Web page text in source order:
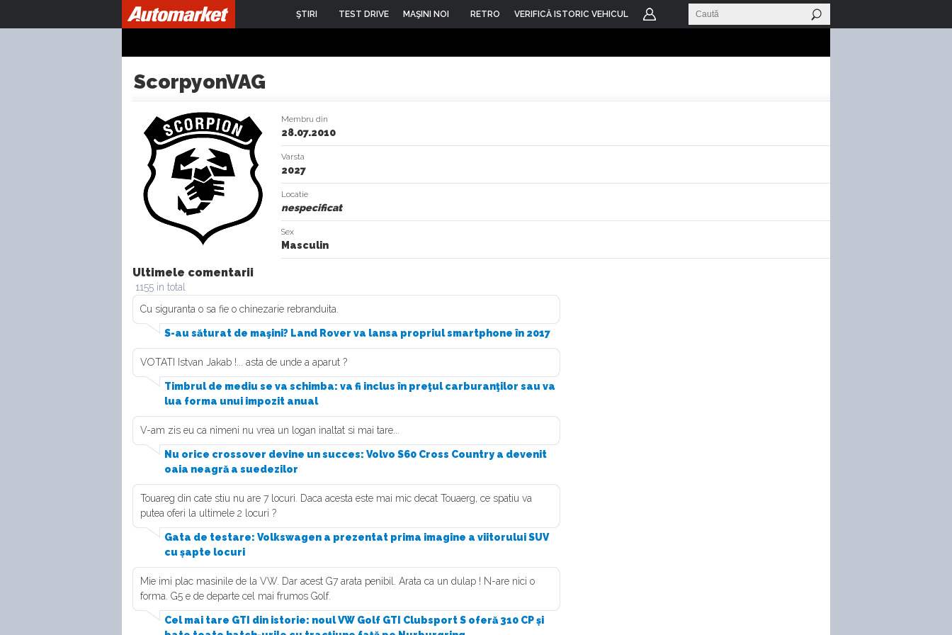
ŞTIRI TEST DRIVE MAŞINI NOI RETRO VERIFICĂ ISTORIC VEHICUL
ScorpyonVAG
Membru din
28.07.2010
Varsta
2027
Locatie
nespecificat
Sex
Masculin
Ultimele comentarii
1155 in total
Cu siguranta o sa fie o chinezarie rebranduita.
S-au săturat de maşini? Land Rover va lansa propriul smartphone în 2017
VOTATI Istvan Jakab !... asta de unde a aparut ?
Timbrul de mediu se va schimba: va fi inclus în preţul carburanţilor sau va
lua forma unui impozit anual
V-am zis eu ca nimeni nu vrea un logan inaltat si mai tare...
Nu orice crossover devine un succes: Volvo S60 Cross Country a devenit
oaia neagră a suedezilor
Touareg din cate stiu nu are 7 locuri. Daca acesta este mai mic decat Touaerg, ce spatiu va
putea oferi la ultimele 2 locuri ?
Gata de testare: Volkswagen a prezentat prima imagine a viitorului SUV
cu șapte locuri
Mie imi plac masinile de la VW. Dar acest G7 arata penibil. Arata ca un dulap ! N-are nici o
forma. G5 e de departe cel mai frumos Golf.
Cel mai tare GTI din istorie: noul VW Golf GTI Clubsport S oferă 310 CP și